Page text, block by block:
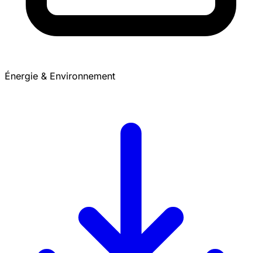
Énergie & Environnement